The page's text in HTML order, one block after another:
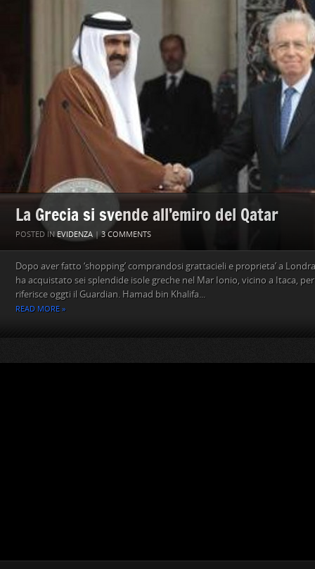
La Grecia si svende all’emiro del Qatar
POSTED INEVIDENZA |3 COMMENTS
Dopo aver fatto ‘shopping’ comprandosi grattacieli e proprieta’ a
ha acquistato sei splendide isole greche nel Mar Ionio, vicino a Itaca,
riferisce oggti il Guardian. Hamad bin Khalifa...
READ MORE »